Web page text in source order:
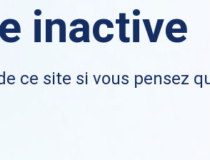
inactive
ce site si vous pensez